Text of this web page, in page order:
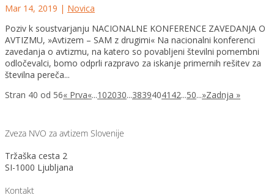
Mar 14, 2019 | Novica
Poziv k soustvarjanju NACIONALNE KONFERENCE ZAVEDANJA O
AVTIZMU, »Avtizem – SAM z drugimi« Na nacionalni konferenci
zavedanja o avtizmu, na katero so povabljeni številni pomembni
odločevalci, bomo odprli razpravo za iskanje primernih rešitev za
številna pereča...
Stran 40 od 56« Prva«...102030...38394041 42...50...»Zadnja »
Zveza NVO za avtizem Slovenije
Tržaška cesta 2
SI-1000 Ljubljana
Kontakt